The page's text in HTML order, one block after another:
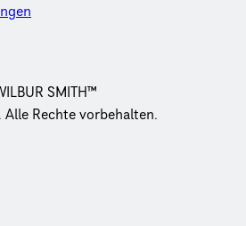
SMITH™
Rechte vorbehalten.